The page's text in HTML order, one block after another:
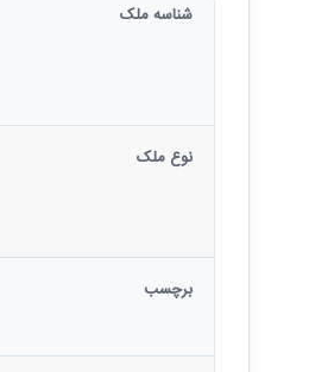
شناسه ملک
نوع ملک
برچسب